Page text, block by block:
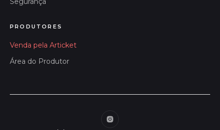
PRODUTORES
Venda pela Articket
Área do Produtor